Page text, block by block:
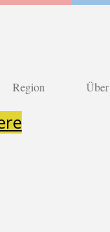
Region